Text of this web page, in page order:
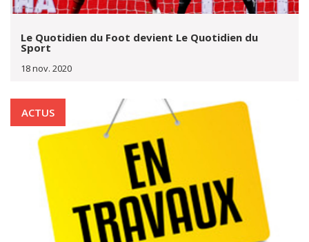
Le Quotidien du Foot devient Le Quotidien du
Sport
18 nov. 2020
ACTUS